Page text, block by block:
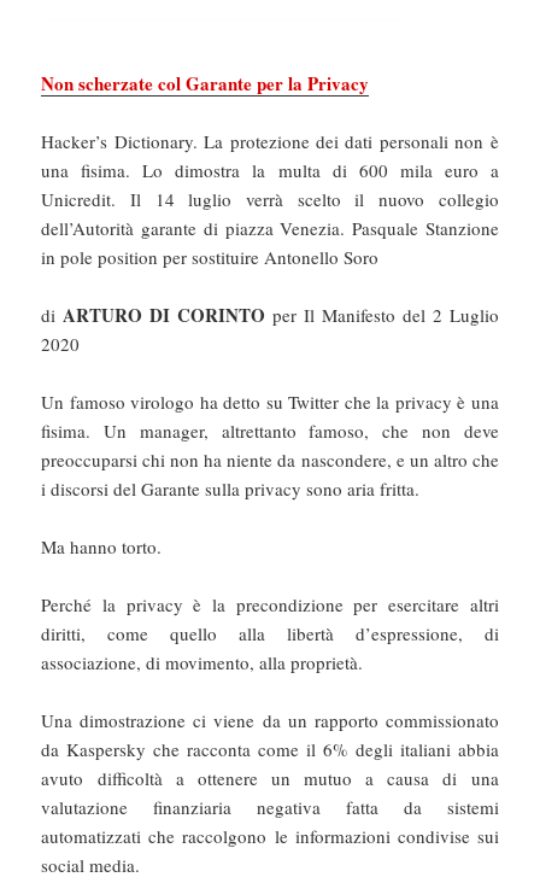
Non scherzate col Garante per la Privacy
Hacker’s Dictionary. La protezione dei dati personali non è
una fisima. Lo dimostra la multa di 600 mila euro a
Unicredit. Il 14 luglio verrà scelto il nuovo collegio
dell’Autorità garante di piazza Venezia. Pasquale Stanzione
in pole position per sostituire Antonello Soro
diARTURO DI CORINTO per Il Manifesto del 2 Luglio
2020
Un famoso virologo ha detto su Twitter che la privacy è una
fisima. Un manager, altrettanto famoso, che non deve
preoccuparsi chi non ha niente da nascondere, e un altro che
i discorsi del Garante sulla privacy sono aria fritta.
Ma hanno torto.
Perché la privacy è la precondizione per esercitare altri
diritti, come quello alla libertà d’espressione, di
associazione, di movimento, alla proprietà.
Una dimostrazione ci viene da un rapporto commissionato
da Kaspersky che racconta come il 6% degli italiani abbia
avuto difficoltà a ottenere un mutuo a causa di una
valutazione finanziaria negativa fatta da sistemi
automatizzati che raccolgono le informazioni condivise sui
social media.